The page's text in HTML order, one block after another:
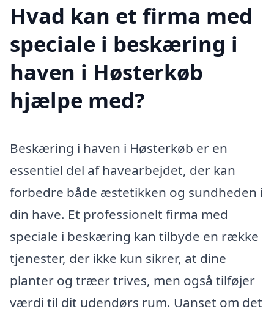
Hvad kan et firma med
speciale i beskæring i
haven i Høsterkøb
hjælpe med?
Beskæring i haven i Høsterkøb er en
essentiel del af havearbejdet, der kan
forbedre både æstetikken og sundheden i
din have. Et professionelt firma med
speciale i beskæring kan tilbyde en række
tjenester, der ikke kun sikrer, at dine
planter og træer trives, men også tilføjer
værdi til dit udendørs rum. Uanset om det